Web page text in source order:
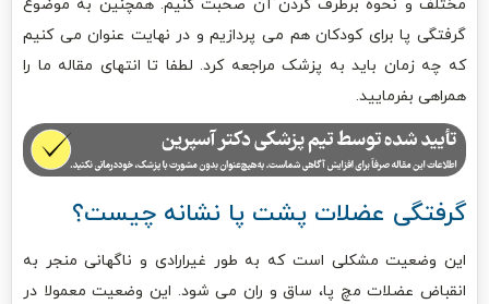
مختلف و نحوه برطرف کردن آن صحبت کنیم. همچنین به موضوع
گرفتگی پا برای کودکان هم می پردازیم و در نهایت عنوان می کنیم
که چه زمان باید به پزشک مراجعه کرد. لطفا تا انتهای مقاله ما را
همراهی بفرمایید.
گرفتگی عضلات پشت پا نشانه چیست؟
این وضعیت مشکلی است که به طور غیرارادی و ناگهانی منجر به
انقباض عضلات مچ پا، ساق و ران می شود. این وضعیت معمولا در